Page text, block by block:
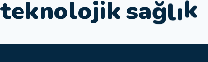
teknolojiksağlık